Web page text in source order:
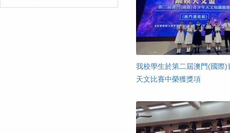
我校學生於第二屆澳門(國際)
天文比賽中榮獲獎項